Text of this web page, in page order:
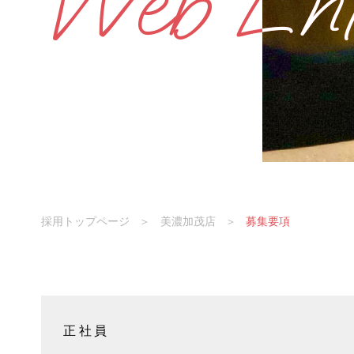
採用トップページ ＞ 美濃加茂店 ＞ 募集要項
正社員